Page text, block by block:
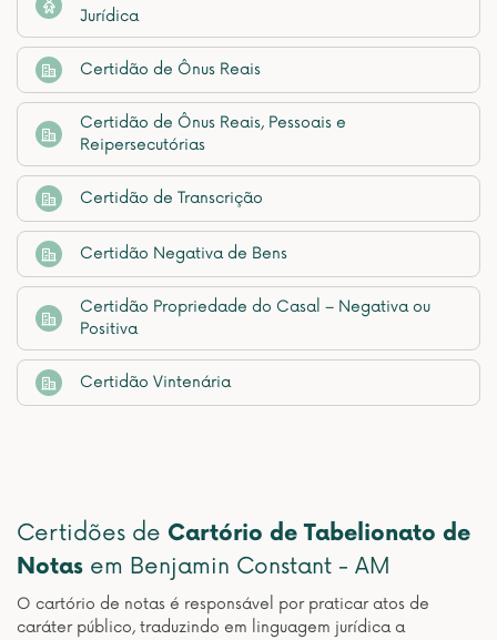
Jurídica
Certidão de Ônus Reais
Certidão de Ônus Reais, Pessoais e
Reipersecutórias
Certidão de Transcrição
Certidão Negativa de Bens
Certidão Propriedade do Casal – Negativa ou
Positiva
Certidão Vintenária
Certidões de Cartório de Tabelionato de
Notas em Benjamin Constant - AM
O cartório de notas é responsável por praticar atos de
caráter público, traduzindo em linguagem jurídica a